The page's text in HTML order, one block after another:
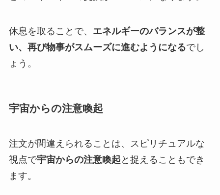
休息を取ることで、 エネルギーのバランスが整
い、再び物事がスムーズに進むようになるでし
ょう。
宇宙からの注意喚起
注文が間違えられることは、スピリチュアルな
視点で宇宙からの注意喚起と捉えることもでき
ます。